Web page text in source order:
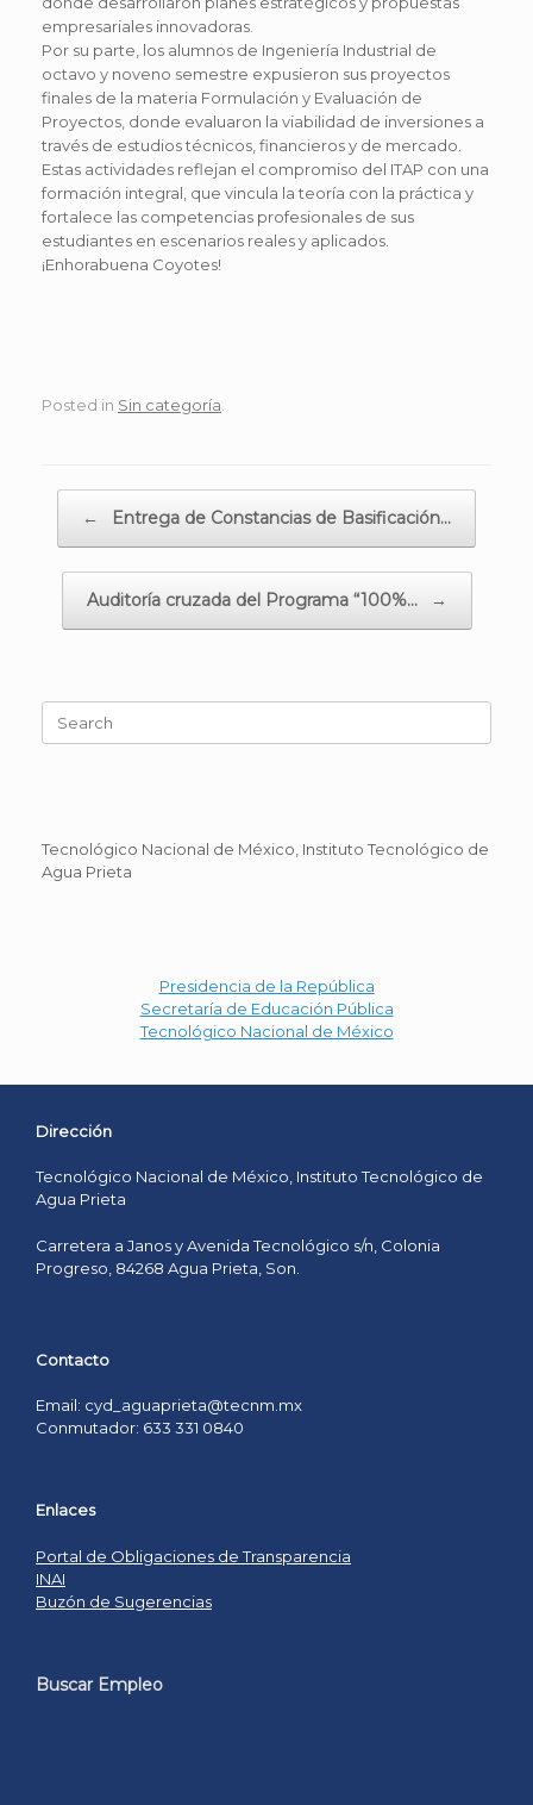
empresariales innovadoras.
Por su parte, los alumnos de Ingeniería Industrial de
octavo y noveno semestre expusieron sus proyectos
finales de la materia Formulación y Evaluación de
Proyectos, donde evaluaron la viabilidad de inversiones a
través de estudios técnicos, financieros y de mercado.
Estas actividades reflejan el compromiso del ITAP con una
formación integral, que vincula la teoría con la práctica y
fortalece las competencias profesionales de sus
estudiantes en escenarios reales y aplicados.
¡Enhorabuena Coyotes!
Posted in Sin categoría.
← Entrega de Constancias de Basificación…
Auditoría cruzada del Programa “100%… →
for:
Tecnológico Nacional de México, Instituto Tecnológico de
Agua Prieta
Presidencia de la República
Secretaría de Educación Pública
Tecnológico Nacional de México
Dirección
Tecnológico Nacional de México, Instituto Tecnológico de
Agua Prieta
Carretera a Janos y Avenida Tecnológico s/n, Colonia
Progreso, 84268 Agua Prieta, Son.
Contacto
Email: cyd_aguaprieta@tecnm.mx
Conmutador: 633 331 0840
Enlaces
Portal de Obligaciones de Transparencia
INAI
Buzón de Sugerencias
Buscar Empleo